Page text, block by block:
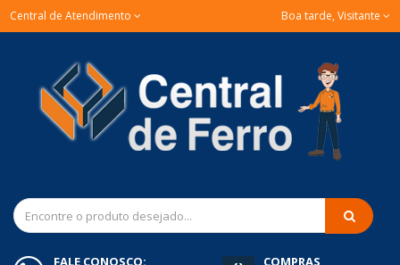
Central de Atendimento Boa tarde, Visitante
FALE CONOSCO:
COMPRAS